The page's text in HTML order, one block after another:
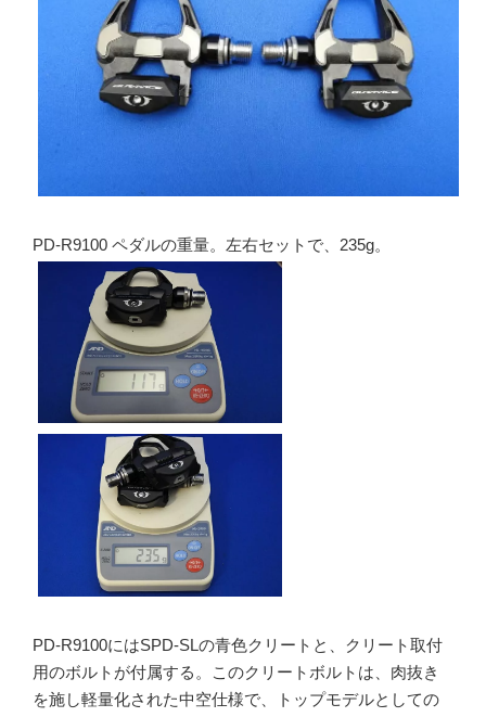
PD-R9100 ペダルの重量。左右セットで、235g。
PD-R9100にはSPD-SLの青色クリートと、クリート取付
用のボルトが付属する。このクリートボルトは、肉抜き
を施し軽量化された中空仕様で、トップモデルとしての